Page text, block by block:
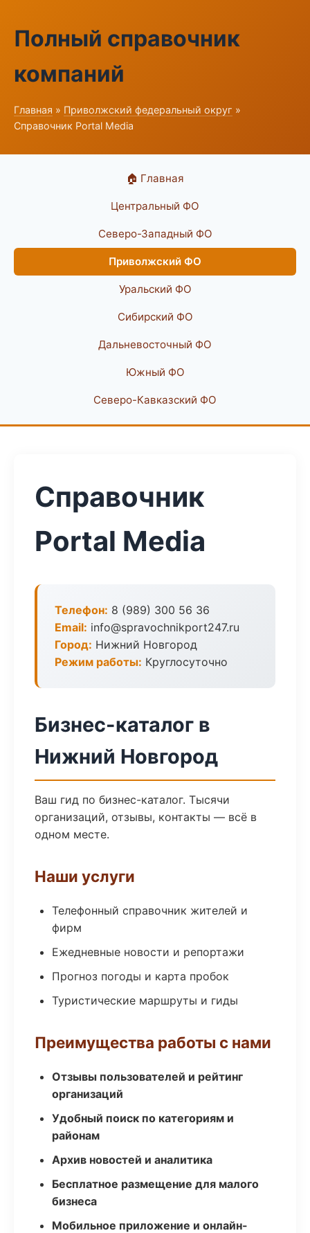
Полный справочник
компаний
Главная » Приволжский федеральный округ »
Справочник Portal Media
🏠 Главная
Центральный ФО
Северо-Западный ФО
Приволжский ФО
Уральский ФО
Сибирский ФО
Дальневосточный ФО
Южный ФО
Северо-Кавказский ФО
Справочник
Portal Media
Телефон: 8 (989) 300 56 36
Email: info@spravochnikport247.ru
Город: Нижний Новгород
Режим работы: Круглосуточно
Бизнес-каталог в
Нижний Новгород
Ваш гид по бизнес-каталог. Тысячи
организаций, отзывы, контакты — всё в
одном месте.
Наши услуги
Телефонный справочник жителей и
фирм
Ежедневные новости и репортажи
Прогноз погоды и карта пробок
Туристические маршруты и гиды
Преимущества работы с нами
Отзывы пользователей и рейтинг
организаций
Удобный поиск по категориям и
районам
Архив новостей и аналитика
Бесплатное размещение для малого
бизнеса
Мобильное приложение и онлайн-